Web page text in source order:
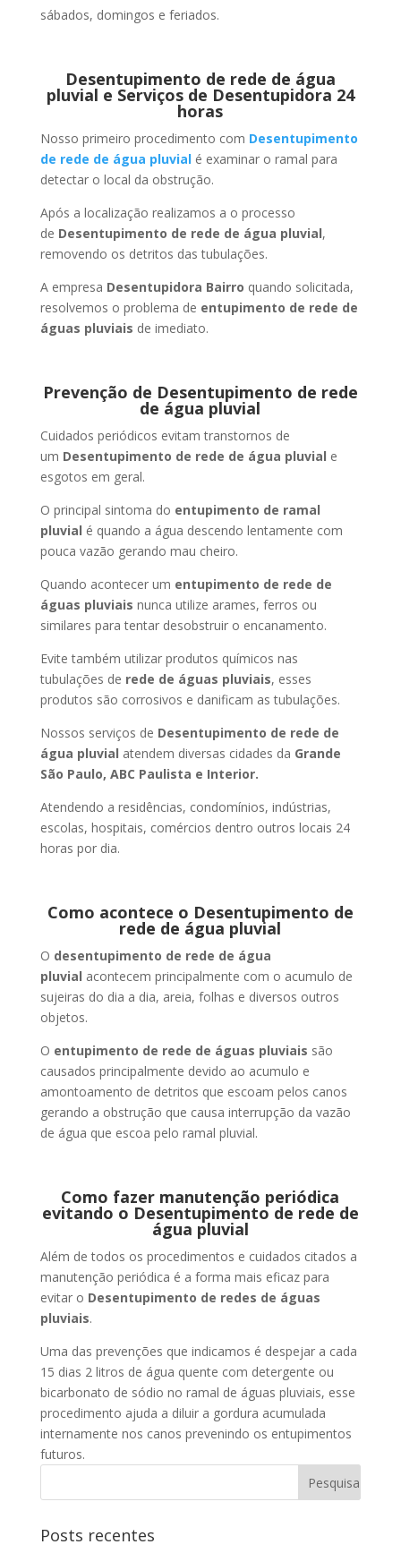
sábados, domingos e feriados.
Desentupimento de rede de água
pluvial e Serviços de Desentupidora 24
horas
Nosso primeiro procedimento com Desentupimento
de rede de água pluvialé examinar o ramal para
detectar o local da obstrução.
Após a localização realizamos a o processo
de Desentupimento de rede de água pluvial,
removendo os detritos das tubulações.
A empresa Desentupidora Bairro quando solicitada,
resolvemos o problema de entupimento de rede de
águas pluviais de imediato.
Prevenção de Desentupimento de rede
de água pluvial
Cuidados periódicos evitam transtornos de
um Desentupimento de rede de água pluvial e
esgotos em geral.
O principal sintoma do entupimento de ramal
pluvial é quando a água descendo lentamente com
pouca vazão gerando mau cheiro.
Quando acontecer um entupimento de rede de
águas pluviais nunca utilize arames, ferros ou
similares para tentar desobstruir o encanamento.
Evite também utilizar produtos químicos nas
tubulações de rede de águas pluviais, esses
produtos são corrosivos e danificam as tubulações.
Nossos serviços de Desentupimento de rede de
água pluvial atendem diversas cidades da Grande
São Paulo, ABC Paulista e Interior.
Atendendo a residências, condomínios, indústrias,
escolas, hospitais, comércios dentro outros locais 24
horas por dia.
Como acontece o Desentupimento de
rede de água pluvial
O desentupimento de rede de água
pluvial acontecem principalmente com o acumulo de
sujeiras do dia a dia, areia, folhas e diversos outros
objetos.
O entupimento de rede de águas pluviais são
causados principalmente devido ao acumulo e
amontoamento de detritos que escoam pelos canos
gerando a obstrução que causa interrupção da vazão
de água que escoa pelo ramal pluvial.
Como fazer manutenção periódica
evitando o Desentupimento de rede de
água pluvial
Além de todos os procedimentos e cuidados citados a
manutenção periódica é a forma mais eficaz para
evitar o Desentupimento de redes de águas
pluviais.
Uma das prevenções que indicamos é despejar a cada
15 dias 2 litros de água quente com detergente ou
bicarbonato de sódio no ramal de águas pluviais, esse
procedimento ajuda a diluir a gordura acumulada
internamente nos canos prevenindo os entupimentos
futuros.
Posts recentes